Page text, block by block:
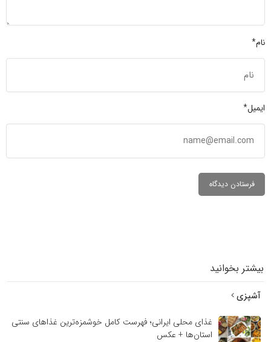
نام*
ایمیل*
بیشتر بخوانید
آشپزی
غذای محلی ایرانی؛ فهرست کامل خوشمزه‌ترین غذاهای سنتی
استان‌ها + عکس